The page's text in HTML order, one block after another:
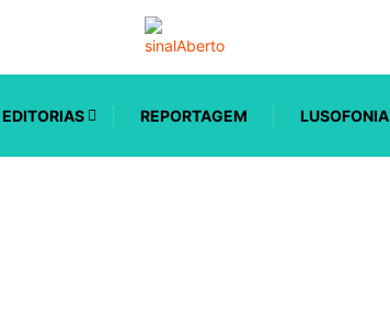
EDITORIAS REPORTAGEM LUSOFONIA